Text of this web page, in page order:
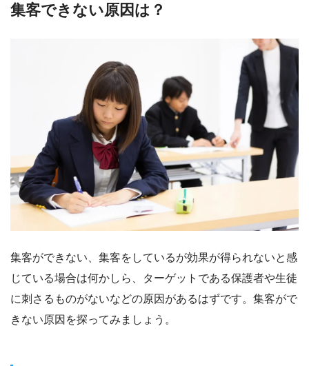
集客できない原因は？
集客ができない、集客をしているが効果が得られないと感
じている場合は何かしら、ターゲットである保護者や生徒
に刺さるものがないなどの原因があるはずです。集客がで
きない原因を探ってみましょう。